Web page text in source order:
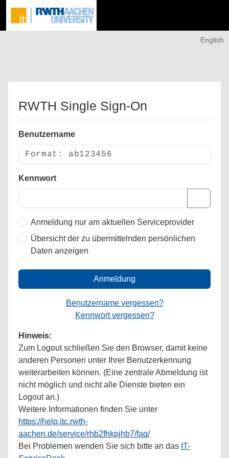
English
RWTH Single Sign-On
Benutzername
Kennwort
Anmeldung nur am aktuellen Serviceprovider
Übersicht der zu übermittelnden persönlichen
Daten anzeigen
Anmeldung
Benutzername vergessen?
Kennwort vergessen?
Hinweis:
Zum Logout schließen Sie den Browser, damit keine
anderen Personen unter Ihrer Benutzerkennung
weiterarbeiten können. (Eine zentrale Abmeldung ist
nicht möglich und nicht alle Dienste bieten ein
Logout an.)
Weitere Informationen finden Sie unter
https://help.itc.rwth-
aachen.de/service/rhb2fhkpjhb7/faq/
Bei Problemen wenden Sie sich bitte an das IT-